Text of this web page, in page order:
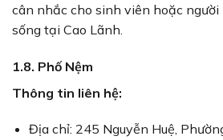
cân nhắc cho sinh viên hoặc
sống tại Cao Lãnh.
1.8. Phố Nệm
Thông tin liên hệ:
Địa chỉ: 245 Nguyễn Huệ,